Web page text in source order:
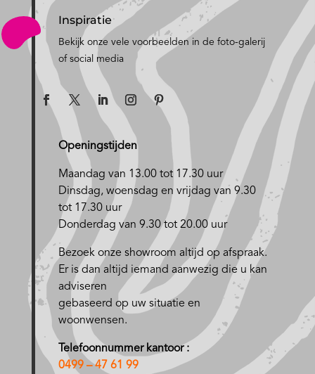
Inspiratie
Bekijk onze vele voorbeelden in de foto-galerij
of social media
Openingstijden
Maandag van 13.00 tot 17.30 uur
Dinsdag, woensdag en vrijdag van 9.30
tot 17.30 uur
Donderdag van 9.30 tot 20.00 uur
Bezoek onze showroom altijd op afspraak.
Er is dan altijd iemand aanwezig die u kan
adviseren
gebaseerd op uw situatie en
woonwensen.
Telefoonnummer kantoor :
0499 – 47 61 99